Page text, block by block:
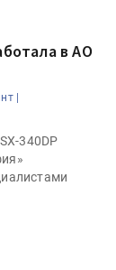
в АО
|
340DP